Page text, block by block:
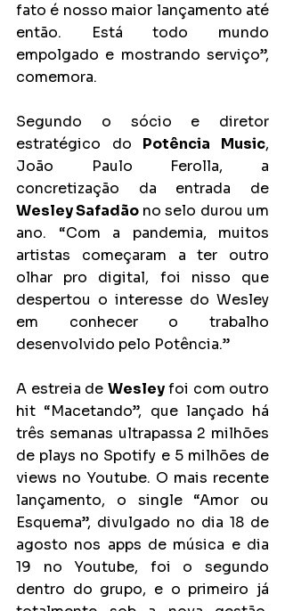
fato é nosso maior lançamento até
então. Está todo mundo
empolgado e mostrando serviço”,
comemora.
Segundo o sócio e diretor
estratégico do Potência Music,
João Paulo Ferolla, a
Wesley Safadão no selo durou um
ano. “Com a pandemia, muitos
artistas começaram a ter outro
olhar pro digital, foi nisso que
despertou o interesse do Wesley
em conhecer o trabalho
desenvolvido pelo Potência.”
A estreia de Wesley foi com outro
hit “Macetando”, que lançado há
três semanas ultrapassa 2 milhões
de plays no Spotify e 5 milhões de
views no Youtube. O mais recente
lançamento, o single “Amor ou
Esquema”, divulgado no dia 18 de
agosto nos apps de música e dia
19 no Youtube, foi o segundo
dentro do grupo, e o primeiro já